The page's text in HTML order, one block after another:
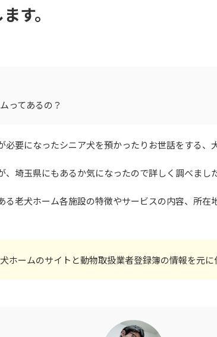
す。
ってあるの？
必要になったシニア犬を預かったりお世話をする、
埼玉県にもあるか気になったので詳しく調べました
る老犬ホーム各施設の特徴やサービスの内容、所在
ホームのサイトと動物取扱業者登録簿の情報を元に